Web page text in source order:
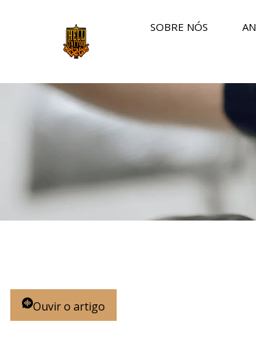
SOBRE NÓS
Ouvir o artigo